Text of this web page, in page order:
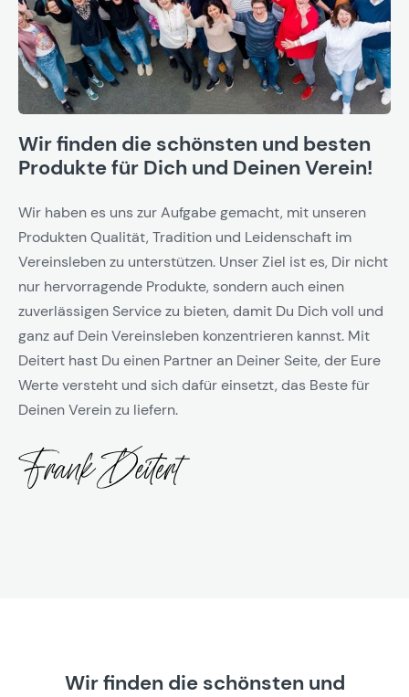
Wir finden die schönsten und besten
Produkte für Dich und Deinen Verein!
Wir haben es uns zur Aufgabe gemacht, mit unseren
Produkten Qualität, Tradition und Leidenschaft im
Vereinsleben zu unterstützen. Unser Ziel ist es, Dir nicht
nur hervorragende Produkte, sondern auch einen
zuverlässigen Service zu bieten, damit Du Dich voll und
ganz auf Dein Vereinsleben konzentrieren kannst. Mit
Deitert hast Du einen Partner an Deiner Seite, der Eure
Werte versteht und sich dafür einsetzt, das Beste für
Deinen Verein zu liefern.
Wir finden die schönsten und